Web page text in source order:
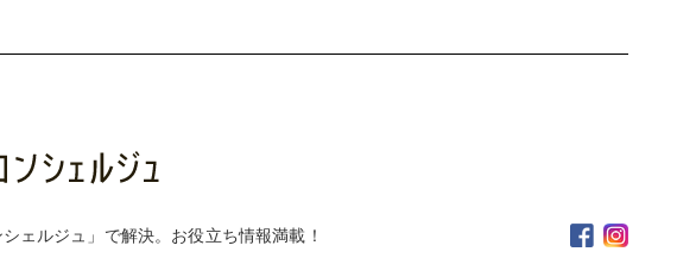
ェルジュ」で解決。お役立ち情報満載！